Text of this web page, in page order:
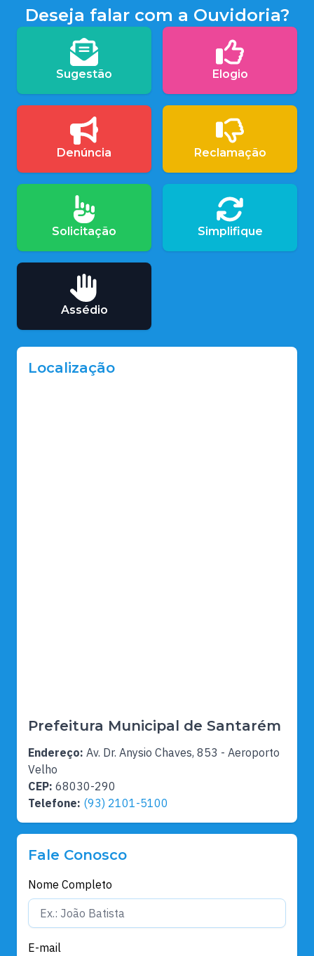
Deseja falar com a Ouvidoria?
Sugestão Elogio
Denúncia Reclamação
Solicitação Simplifique
Assédio
Localização
Prefeitura Municipal de Santarém
Endereço: Av. Dr. Anysio Chaves, 853 - Aeroporto
Velho
CEP: 68030-290
Telefone: (93) 2101-5100
Fale Conosco
Nome Completo
E-mail